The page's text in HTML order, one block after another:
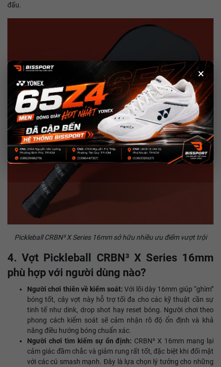
×
đấu.
Pickleball CRBN³ X Series 16mm sở hữu nhiều ưu điểm vượt trội
4. Vợt Pickleball CRBN³ X Series 16mm
phù hợp với người dùng nào?
Người chơi thiên về kiểm soát:Với lõi dày 16mm giúp “ghìm”
bóng tốt, cây vợt này hỗ trợ tối đa cho các kỹ thuật cần sự
tinh tế như dink, drop shot hay reset bóng. Người chơi theo
phong cách kiểm soát sẽ cảm nhận rõ độ ổn định và khả
năng điều hướng bóng chuẩn xác.
Người chơi tìm kiếm sự ổn định: CRBN³ X 16mm mang lại
cảm giác đầm chắc và giảm rung rất tốt, đặc biệt khi đối mặt
với các cú smash mạnh. Đây là lựa chọn lý tưởng cho những